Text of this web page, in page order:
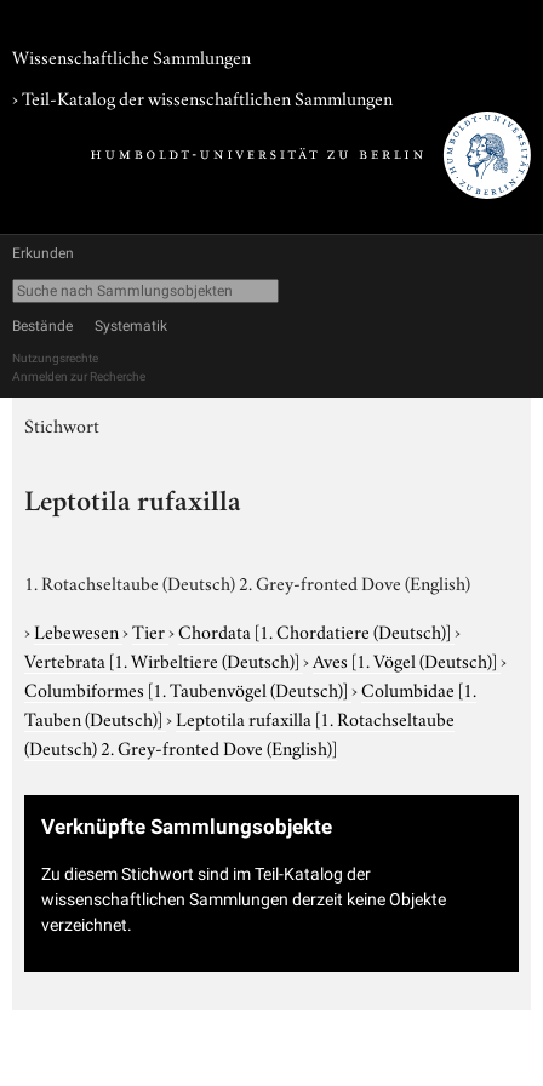
Wissenschaftliche Sammlungen
› Teil-Katalog der wissenschaftlichen Sammlungen
Erkunden
Bestände Systematik
Nutzungsrechte
Anmelden zur Recherche
Stichwort
Leptotila rufaxilla
1. Rotachseltaube (Deutsch) 2. Grey-fronted Dove (English)
›Lebewesen›Tier›Chordata [1. Chordatiere (Deutsch)]›
Vertebrata [1. Wirbeltiere (Deutsch)]›Aves [1. Vögel (Deutsch)]›
Columbiformes [1. Taubenvögel (Deutsch)]›Columbidae [1.
Tauben (Deutsch)]›Leptotila rufaxilla [1. Rotachseltaube
(Deutsch) 2. Grey-fronted Dove (English)]
Verknüpfte Sammlungsobjekte
Zu diesem Stichwort sind im Teil-Katalog der
wissenschaftlichen Sammlungen derzeit keine Objekte
verzeichnet.